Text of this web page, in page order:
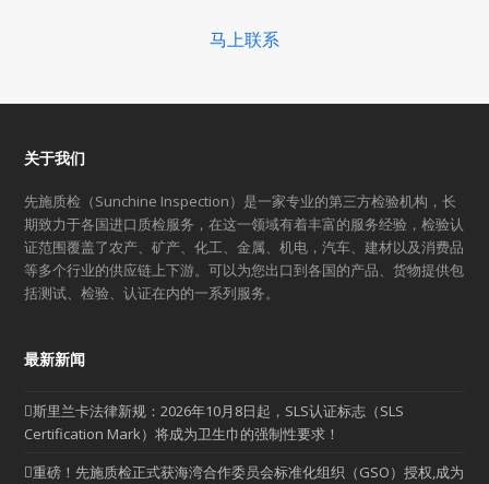
马上联系
关于我们
先施质检（Sunchine Inspection）是一家专业的第三方检验机构，长
期致力于各国进口质检服务，在这一领域有着丰富的服务经验，检验认
证范围覆盖了农产、矿产、化工、金属、机电，汽车、建材以及消费品
等多个行业的供应链上下游。可以为您出口到各国的产品、货物提供包
括测试、检验、认证在内的一系列服务。
最新新闻
斯里兰卡法律新规：2026年10月8日起，SLS认证标志（SLS
Certification Mark）将成为卫生巾的强制性要求！
重磅！先施质检正式获海湾合作委员会标准化组织（GSO）授权,成为